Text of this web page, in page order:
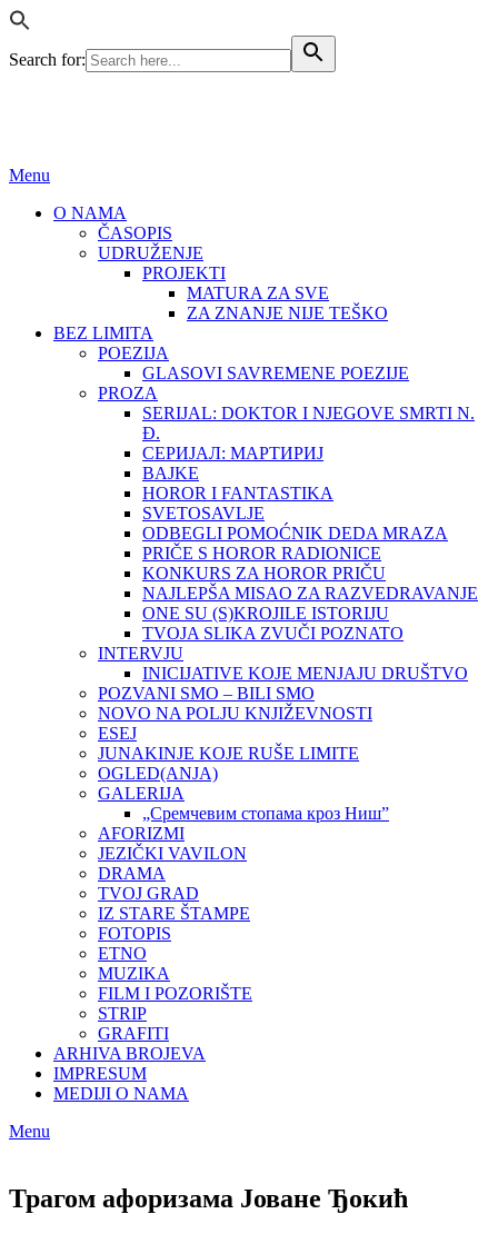
Search for:
Menu
O NAMA
ČASOPIS
UDRUŽENJE
PROJEKTI
MATURA ZA SVE
ZA ZNANJE NIJE TEŠKO
BEZ LIMITA
POEZIJA
GLASOVI SAVREMENE POEZIJE
PROZA
SERIJAL: DOKTOR I NJEGOVE SMRTI N.
Đ.
СЕРИЈАЛ: МАРТИРИЈ
BAJKE
HOROR I FANTASTIKA
SVETOSAVLJE
ODBEGLI POMOĆNIK DEDA MRAZA
PRIČE S HOROR RADIONICE
KONKURS ZA HOROR PRIČU
NAJLEPŠA MISAO ZA RAZVEDRAVANJE
ONE SU (S)KROJILE ISTORIJU
TVOJA SLIKA ZVUČI POZNATO
INTERVJU
INICIJATIVE KOJE MENJAJU DRUŠTVO
POZVANI SMO – BILI SMO
NOVO NA POLJU KNJIŽEVNOSTI
ESEJ
JUNAKINJE KOJE RUŠE LIMITE
OGLED(ANJA)
GALERIJA
„Сремчевим стопама кроз Ниш”
AFORIZMI
JEZIČKI VAVILON
DRAMA
TVOJ GRAD
IZ STARE ŠTAMPE
FOTOPIS
ETNO
MUZIKA
FILM I POZORIŠTE
STRIP
GRAFITI
ARHIVA BROJEVA
IMPRESUM
MEDIJI O NAMA
Menu
Трагом афоризама Јоване Ђокић